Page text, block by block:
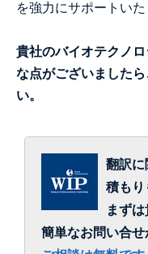
を強力にサポートいた
貴社のバイオテクノ
な点がございました
い。
翻訳に
積もり
まず
簡単なお問い合